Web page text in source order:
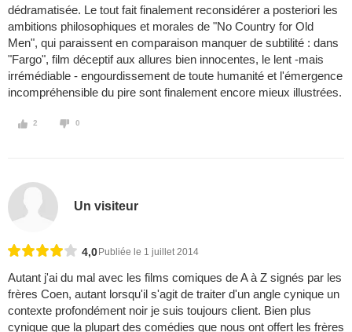
dédramatisée. Le tout fait finalement reconsidérer a posteriori les
ambitions philosophiques et morales de "No Country for Old
Men", qui paraissent en comparaison manquer de subtilité : dans
"Fargo", film déceptif aux allures bien innocentes, le lent -mais
irrémédiable - engourdissement de toute humanité et l'émergence
incompréhensible du pire sont finalement encore mieux illustrées.
2 0
Un visiteur
4,0 Publiée le 1 juillet 2014
Autant j'ai du mal avec les films comiques de A à Z signés par les
frères Coen, autant lorsqu'il s'agit de traiter d'un angle cynique un
contexte profondément noir je suis toujours client. Bien plus
cynique que la plupart des comédies que nous ont offert les frères